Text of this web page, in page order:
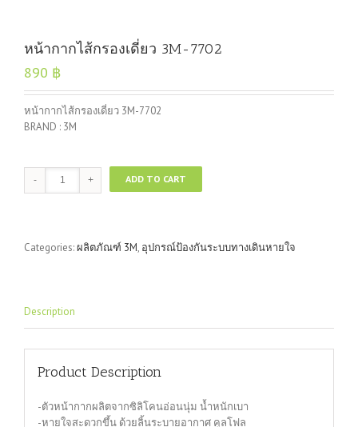
หน้ากากไส้กรองเดี่ยว 3M-7702
890 ฿
หน้ากากไส้กรองเดี่ยว 3M-7702
BRAND : 3M
หน้ากาก
ไส้
7702
ADD TO CART
Categories:ผลิตภัณฑ์ 3M, อุปกรณ์ป้องกันระบบทางเดินหายใจ
Description
Product Description
-ตัวหน้ากากผลิตจากซิลิโคนอ่อนนุ่ม น้ำหนักเบา
-หายใจสะดวกขึ้น ด้วยลิ้นระบายอากาศ คูลโฟล